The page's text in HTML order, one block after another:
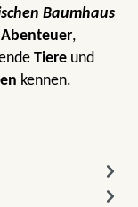
Baumhaus
Abenteuer,
Tiere und
kennen.